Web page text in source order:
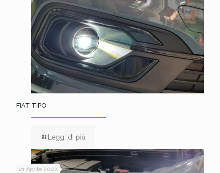
FIAT TIPO
Leggi di più
21 Aprile 2022